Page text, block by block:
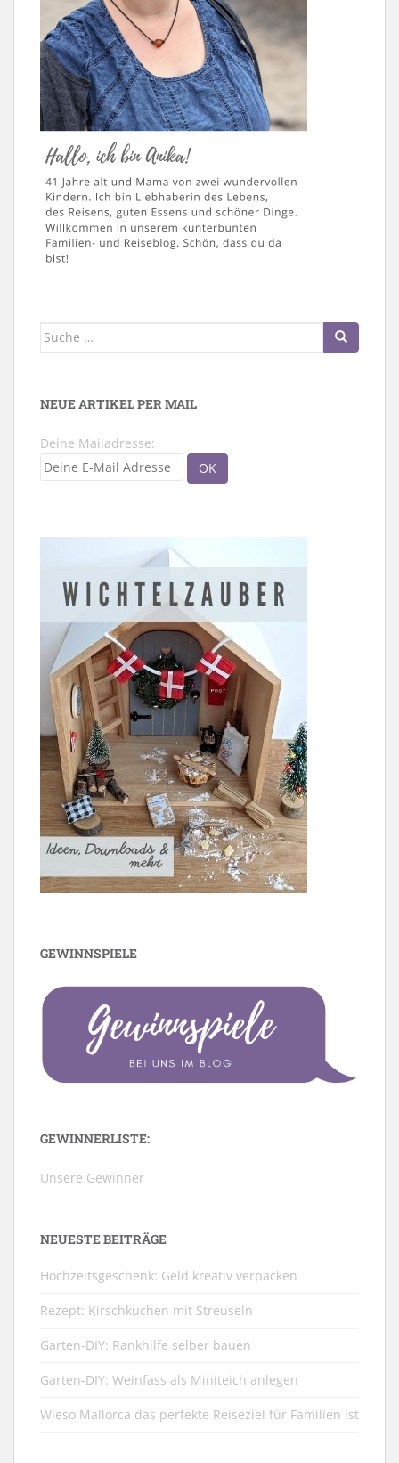
Suche
NEUE ARTIKEL PER MAIL
Deine Mailadresse:
GEWINNSPIELE
GEWINNERLISTE:
Unsere Gewinner
NEUESTE BEITRÄGE
Hochzeitsgeschenk: Geld kreativ verpacken
Rezept: Kirschkuchen mit Streuseln
Garten-DIY: Rankhilfe selber bauen
Garten-DIY: Weinfass als Miniteich anlegen
Wieso Mallorca das perfekte Reiseziel für Familien ist